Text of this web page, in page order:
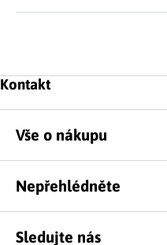
Zápatí
Kontakt
Vše o nákupu
Nepřehlédněte
Sledujte nás